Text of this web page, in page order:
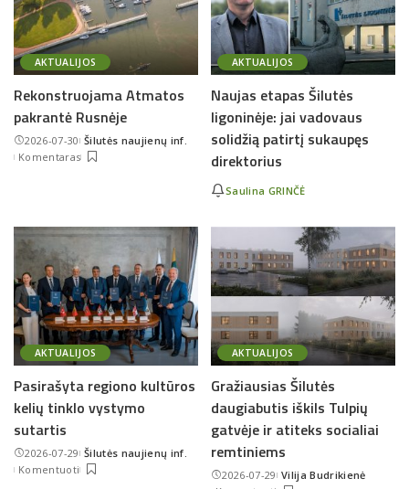
AKTUALIJOS
Rekonstruojama Atmatos
pakrantė Rusnėje
2026-07-30Posted
by
Šilutės naujienų inf.
Komentaras
AKTUALIJOS
Naujas etapas Šilutės
ligoninėje: jai vadovaus
solidžią patirtį sukaupęs
direktorius
Saulina GRINČĖ
AKTUALIJOS
Pasirašyta regiono kultūros
kelių tinklo vystymo
sutartis
2026-07-29Posted
by
Šilutės naujienų inf.
Komentuoti
AKTUALIJOS
Gražiausias Šilutės
daugiabutis iškils Tulpių
gatvėje ir atiteks socialiai
remtiniems
2026-07-29Posted
Vilija Budrikienė